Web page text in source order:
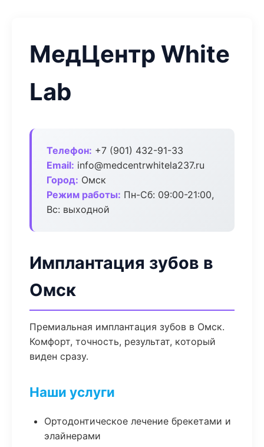
МедЦентр White
Lab
Телефон: +7 (901) 432-91-33
Email: info@medcentrwhitela237.ru
Город: Омск
Режим работы: Пн-Сб: 09:00-21:00,
Вс: выходной
Имплантация зубов в
Омск
Премиальная имплантация зубов в Омск.
Комфорт, точность, результат, который
виден сразу.
Наши услуги
Ортодонтическое лечение брекетами и
элайнерами